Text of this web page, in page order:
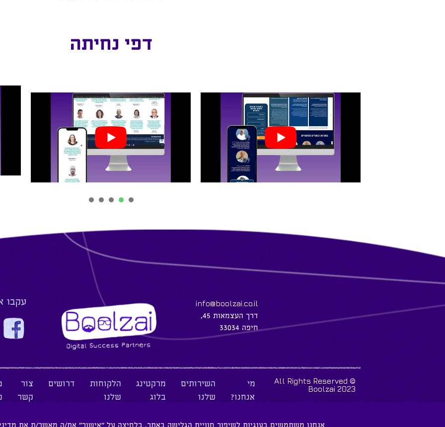
דפי נחיתה
info@boolzai.co.il
דרך העצמאות 45,
חיפה 33034
עקבו
© All Rights Reserved
Boolzai 2023
מי
אנחנו?
השירותים
שלנו
מרקטינג
בלוג
הלקוחות
שלנו
דרושים
צור
קשר
אנחנו משתמשים בעוגיות לשיפור חוויית הגלישה באתר. בלחיצה על "אישור" את/ה מאשר/ת את